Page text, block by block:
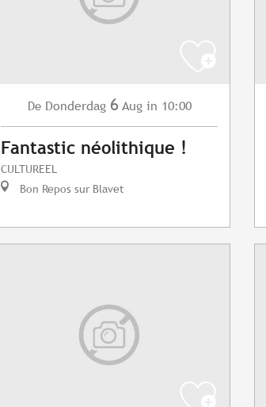
De Donderdag 6 Aug in 10:00
Fantastic néolithique !
CULTUREEL
Bon Repos sur Blavet